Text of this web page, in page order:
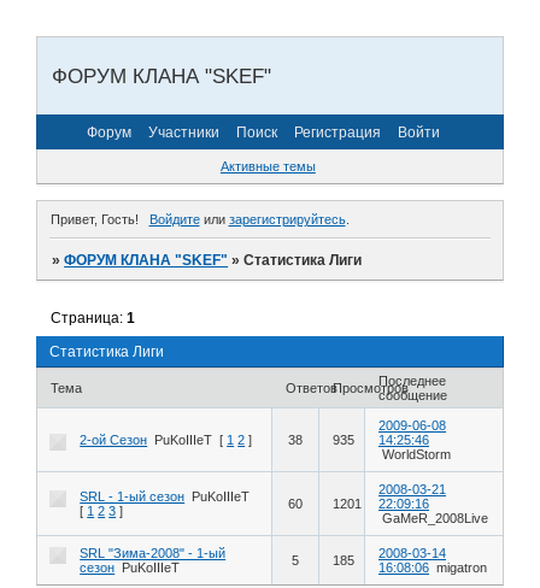
ФОРУМ КЛАНА "SKEF"
Форум Участники Поиск Регистрация Войти
Активные темы
Привет, Гость! Войдитеили зарегистрируйтесь.
»ФОРУМ КЛАНА "SKEF" »Статистика Лиги
Статистика Лиги
Страница:1
Тема ОтветовПросмотровПоследнее
сообщение
2-ой Сезон PuKoIIIeT [ 1 2 ] 38 935
2009-06-08
14:25:46
WorldStorm
SRL - 1-ый сезон
PuKoIIIeT
[ 1 2 3 ] 60 1201
2008-03-21
22:09:16
GaMeR_2008Live
SRL "Зима-2008" - 1-ый
сезон
PuKoIIIeT 5 185
2008-03-14
16:08:06 migatron